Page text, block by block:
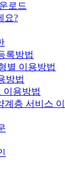
로드
요?
록방법
별 이용방법
방법
이용방법
계층 서비스